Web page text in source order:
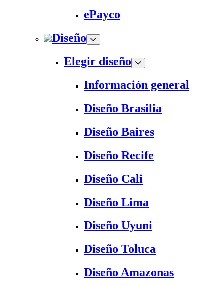
ePayco
Diseño
Elegir diseño
Información general
Diseño Brasilia
Diseño Baires
Diseño Recife
Diseño Cali
Diseño Lima
Diseño Uyuni
Diseño Toluca
Diseño Amazonas